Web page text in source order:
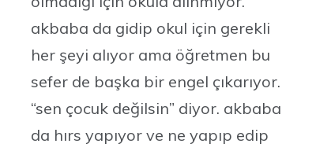
akbaba da gidip okul için gerekli
her şeyi alıyor ama öğretmen bu
sefer de başka bir engel çıkarıyor.
“sen çocuk değilsin” diyor. akbaba
da hırs yapıyor ve ne yapıp edip